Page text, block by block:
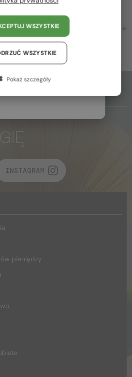
Okulary Maybach są
najwyższej jakości, precyzji
luksusu, a jednocześnie cenią sobie
INSTAGRAM
pieniędzy
Arab Emirates / EN
/ AT
/ DE
WSZYSTKIE
WSZYSTKIE
Pokaż szczegóły